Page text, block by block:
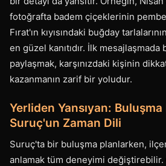
fotoğrafta badem çiçeklerinin
Fırat'ın kıyısındaki buğday
en güzel kanıtıdır. İlk
paylaşmak, karşınızdaki kişinin
kazanmanın zarif bir yoludur.
Yerliden Yansıyan:
Suruç'un Zaman Dili
Suruç'ta bir buluşma planlarken,
anlamak tüm deneyimi